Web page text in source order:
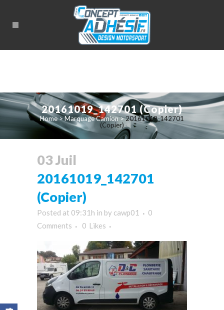
20161019_142701 (Copier)
Home>Marquage Camion>20161019_142701
(Copier)
03 Juil
20161019_142701
(Copier)
Posted at 09:31h in by cawp01
0
Comments
0 Likes